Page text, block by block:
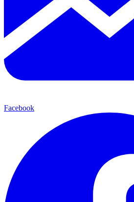
Facebook